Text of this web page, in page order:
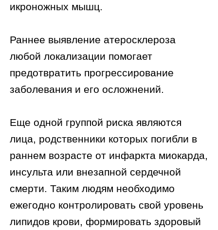
икроножных мышц.
Раннее выявление атеросклероза
любой локализации помогает
предотвратить прогрессирование
заболевания и его осложнений.
Еще одной группой риска являются
лица, родственники которых погибли в
раннем возрасте от инфаркта миокарда,
инсульта или внезапной сердечной
смерти. Таким людям необходимо
ежегодно контролировать свой уровень
липидов крови, формировать здоровый